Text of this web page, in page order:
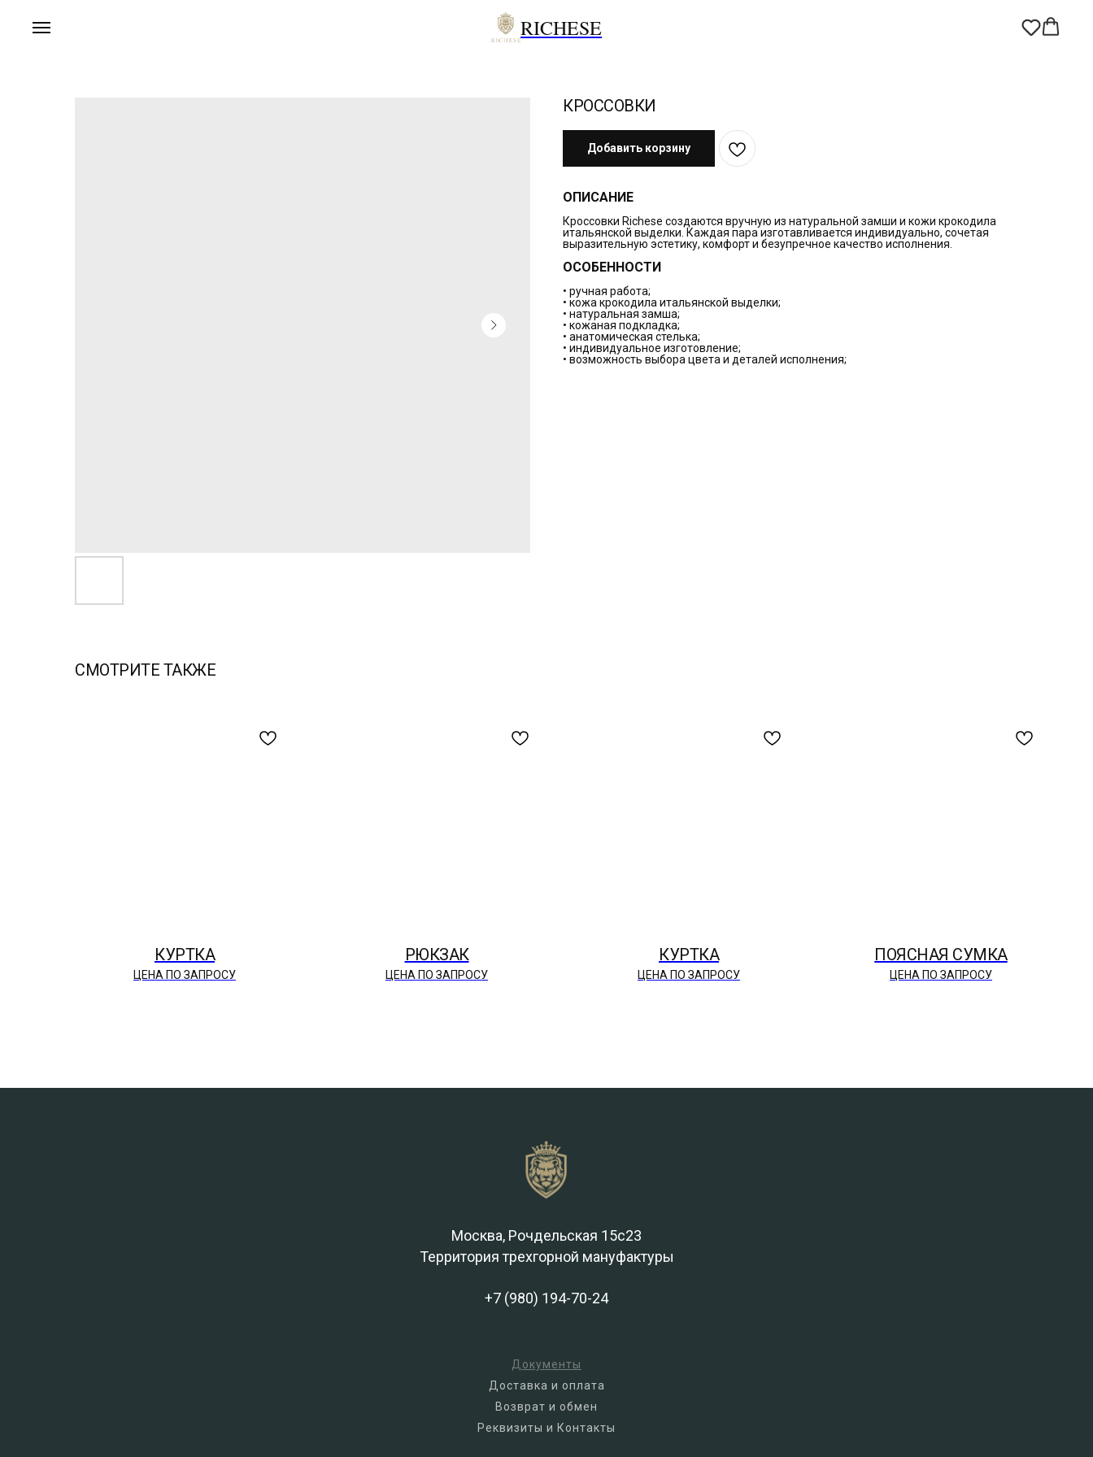
RICHESE
КРОССОВКИ
Добавить корзину
ОПИСАНИЕ
Кроссовки Richese создаются вручную из натуральной замши и кожи крокодила
итальянской выделки. Каждая пара изготавливается индивидуально, сочетая
выразительную эстетику, комфорт и безупречное качество исполнения.
ОСОБЕННОСТИ
• ручная работа;
• кожа крокодила итальянской выделки;
• натуральная замша;
• кожаная подкладка;
• анатомическая стелька;
• индивидуальное изготовление;
• возможность выбора цвета и деталей исполнения;
СМОТРИТЕ ТАКЖЕ
КУРТКА
ЦЕНА ПО ЗАПРОСУ
РЮКЗАК
ЦЕНА ПО ЗАПРОСУ
КУРТКА
ЦЕНА ПО ЗАПРОСУ
ПОЯСНАЯ СУМКА
ЦЕНА ПО ЗАПРОСУ
Москва, Рочдельская 15с23
Территория трехгорной мануфактуры
+7 (980) 194-70-24
Документы
Доставка и оплата
Возврат и обмен
Реквизиты и Контакты